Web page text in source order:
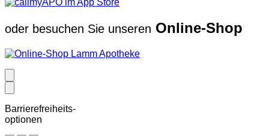
oder besuchen Sie unseren Online-Shop
Barrierefreiheits-
optionen